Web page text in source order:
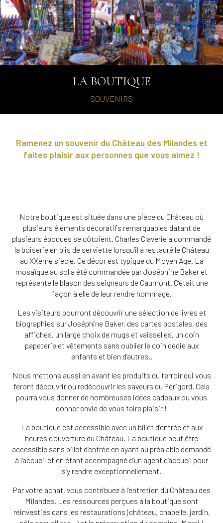
LA BOUTIQUE
SOUVENIRS
Ramenez un souvenir du Château des Milandes et
faites plaisir aux personnes que vous aimez !
Notre boutique est située dans une pièce du Château où
plusieurs éléments décoratifs remarquables datant de
plusieurs époques se côtoient. Charles Claverie a commandé
la boiserie en plis de serviette lorsqu’il a restauré le Château
au XXème siècle. Ce décor est typique du Moyen Age. La
mosaïque au sol a été commandée par Joséphine Baker et
représente le blason des seigneurs de Caumont. C’était une
façon à elle de leur rendre hommage.
Les visiteurs pourront découvrir une sélection de livres et
biographies sur Joséphine Baker, des cartes postales, des
affiches, un large choix de mugs et vaisselles, un coin
papeterie et vêtements sans oublier le coin dédié aux
enfants et bien d’autres..
Nous mettons aussi en avant les produits du terroir qui vous
feront découvrir ou redécouvrir les saveurs du Périgord. Cela
pourra vous donner de nombreuses idées cadeaux ou vous
donner envie de vous faire plaisir !
La boutique est accessible avec un billet d’entrée et aux
heures d’ouverture du Château. La boutique peut être
accessible sans billet d’entrée en ayant au préalable demandé
à l’accueil et en étant accompagné d’un agent d’accueil pour
s’y rendre exceptionnellement.
Par votre achat, vous contribuez à l’entretien du Château des
Milandes. Les ressources perçues à la boutique sont
réinvesties dans les restaurations (château, chapelle, jardin,